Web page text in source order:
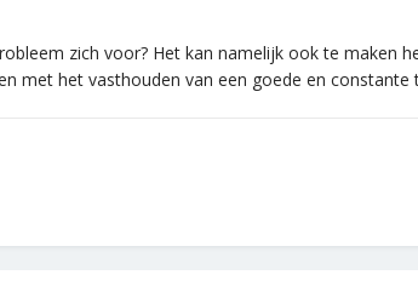
zich voor? Het kan namelijk ook te maken
met het vasthouden van een goede en